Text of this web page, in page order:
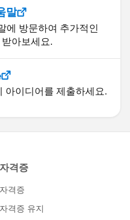
말
에 방문하여 추가적인
아보세요.
아이디어를 제출하세요.